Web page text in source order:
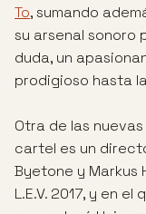
To, sumando
su arsenal sonoro
duda, un
prodigioso hasta
Otra de las
cartel es un
Byetone y Markus
L.E.V. 2017, y en